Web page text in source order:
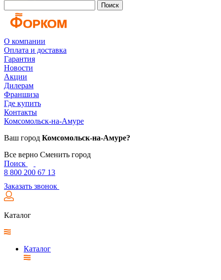
Поиск
О компании
Оплата и доставка
Гарантия
Новости
Акции
Дилерам
Франшиза
Где купить
Контакты
Комсомольск-на-Амуре
Ваш город Комсомольск-на-Амуре?
Все верно Сменить город
Поиск
8 800 200 67 13
Заказать звонок
Каталог
Каталог